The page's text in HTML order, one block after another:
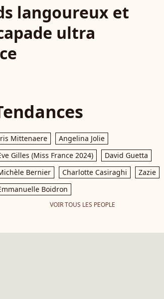
langoureux et
ultra
Mittenaere
Angelina Jolie
Gilles (Miss France 2024)
David Guetta
Bernier
Charlotte Casiraghi
Zazie
Boidron
VOIR TOUS LES PEOPLE